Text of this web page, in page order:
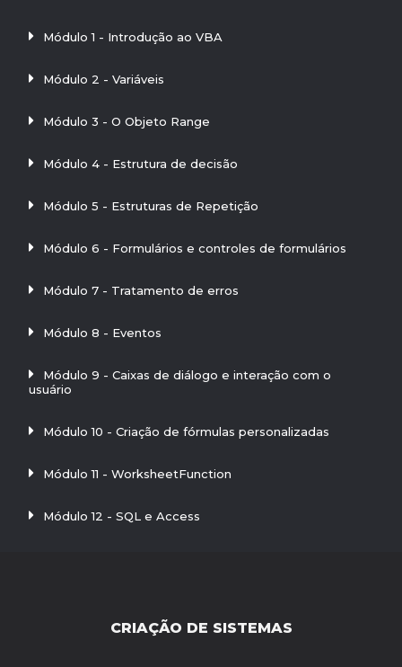
Módulo 1 - Introdução ao VBA
Módulo 2 - Variáveis
Módulo 3 - O Objeto Range
Módulo 4 - Estrutura de decisão
Módulo 5 - Estruturas de Repetição
Módulo 6 - Formulários e controles de formulários
Módulo 7 - Tratamento de erros
Módulo 8 - Eventos
Módulo 9 - Caixas de diálogo e interação com o
usuário
Módulo 10 - Criação de fórmulas personalizadas
Módulo 11 - WorksheetFunction
Módulo 12 - SQL e Access
CRIAÇÃO DE SISTEMAS